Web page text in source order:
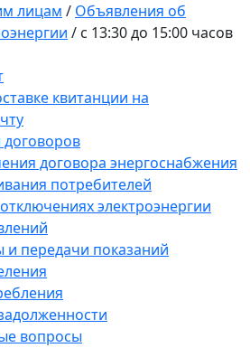
лицам / Объявления об
/ с 13:30 до 15:00 часов
квитанции на
договора энергоснабжения
потребителей
электроэнергии
передачи показаний
вопросы